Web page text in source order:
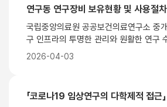
연구동 연구장비 보유현황 및 사용절
국립중앙의료원 공공보건의료연구소 중
구 인프라의 투명한 관리와 원활한 연구
현재 연구동 내 설치·보관 중인 연구장비
‑대상범위: 연구동 내 주요 연구용 장비 전체 ‑세부
2026-04-03
「코로나19 임상연구의 다학제적 접근